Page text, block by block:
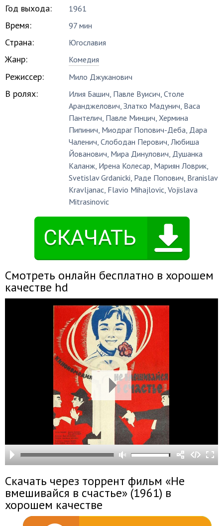
Год выхода: 1961
Время: 97 мин
Страна: Югославия
Жанр: Комедия
Режиссер: Мило Джуканович
В ролях: Илия Башич, Павле Вуисич,Столе
Аранджелович,Златко Мадунич, Васа
Пантелич, Павле Минцич,Хермина
Пипинич, Миодраг Попович-Деба, Дара
Чаленич,Слободан Перович,Любиша
Йованович, Мира Динулович, Душанка
Каланж, Ирена Колесар, Мариян Ловрик,
Svetislav Grdanicki, Раде Попович, Branislav
Kravljanac, Flavio Mihajlovic,Vojislava
Mitrasinovic
Смотреть онлайн бесплатно в хорошем
качестве hd
Скачать через торрент фильм «Не
вмешивайся в счастье» (1961) в
хорошем качестве